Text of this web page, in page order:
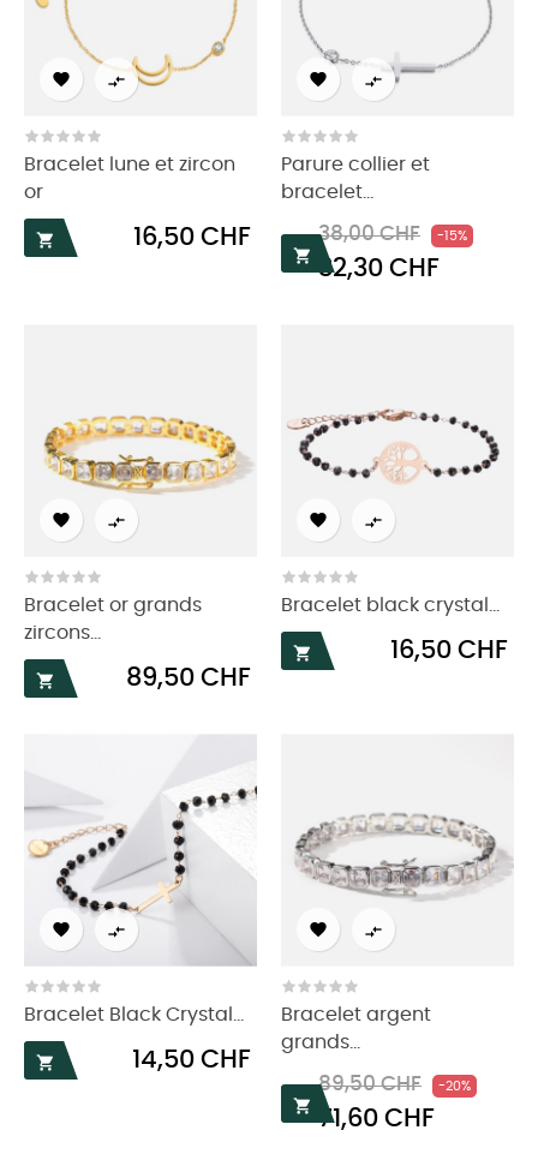
 
Bracelet lune et zircon
or

Prix
16,50 CHF
 
Parure collier et
bracelet...

Prix
habituel
38,00 CHF -15%
32,30 CHF
 
Bracelet or grands
zircons...

Prix
89,50 CHF
 
Bracelet black crystal...

Prix
16,50 CHF
 
Bracelet Black Crystal...

Prix
14,50 CHF
 
Bracelet argent
grands...

Prix
habituel
89,50 CHF -20%
71,60 CHF